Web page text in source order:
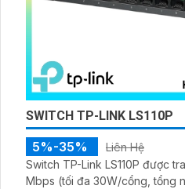
SWITCH TP-LINK LS110P
5%-35%
Liên Hệ
Switch TP-Link LS110P được
Mbps (tối đa 30W/cổng, tổng